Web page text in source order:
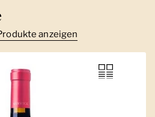
anzeigen